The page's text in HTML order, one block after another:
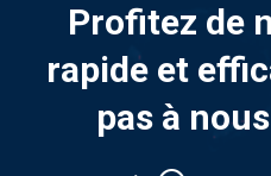
Profitez de
rapide et
pas à